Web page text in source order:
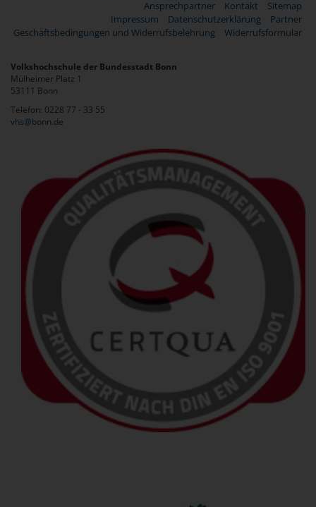
Ansprechpartner Kontakt
Sitemap
Impressum
Datenschutzerklärung
Partner
Geschäftsbedingungen und Widerrufsbelehrung
Widerrufsformular
Volkshochschule der Bundesstadt Bonn
Mülheimer Platz 1
53111 Bonn
Telefon: 0228 77 - 33 55
vhs@bonn.de